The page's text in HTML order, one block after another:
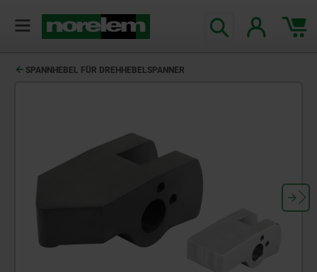
SPANNHEBEL FÜR DREHHEBELSPANNER